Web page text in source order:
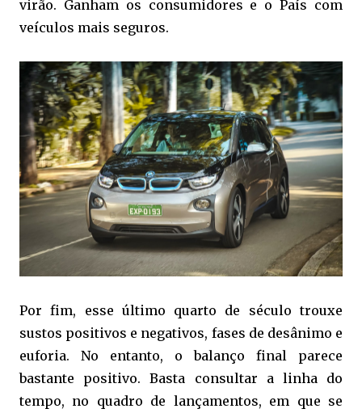
virão. Ganham os consumidores e o País com
veículos mais seguros.
Por fim, esse último quarto de século trouxe
sustos positivos e negativos, fases de desânimo e
euforia. No entanto, o balanço final parece
bastante positivo. Basta consultar a linha do
tempo, no quadro de lançamentos, em que se